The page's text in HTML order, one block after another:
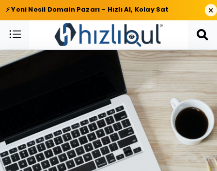
⚡ Yeni Nesil Domain Pazarı – Hızlı Al, Kolay Sat ×